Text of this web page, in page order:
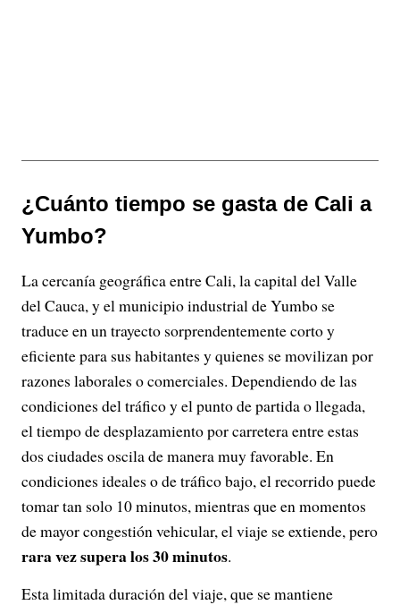
¿Cuánto tiempo se gasta de Cali a
Yumbo?
La cercanía geográfica entre Cali, la capital del Valle
del Cauca, y el municipio industrial de Yumbo se
traduce en un trayecto sorprendentemente corto y
eficiente para sus habitantes y quienes se movilizan por
razones laborales o comerciales. Dependiendo de las
condiciones del tráfico y el punto de partida o llegada,
el tiempo de desplazamiento por carretera entre estas
dos ciudades oscila de manera muy favorable. En
condiciones ideales o de tráfico bajo, el recorrido puede
tomar tan solo 10 minutos, mientras que en momentos
de mayor congestión vehicular, el viaje se extiende, pero
rara vez supera los 30 minutos.
Esta limitada duración del viaje, que se mantiene